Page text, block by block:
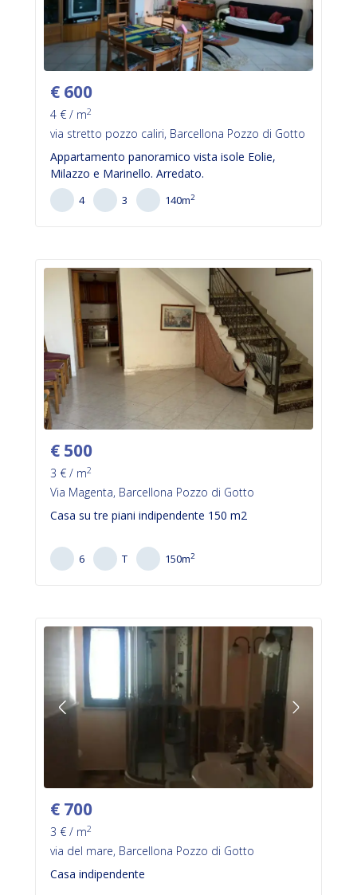
€ 600
4 € / m2
via stretto pozzo caliri, Barcellona Pozzo di Gotto
Appartamento panoramico vista isole Eolie,
Milazzo e Marinello. Arredato.
4 3 140m2
€ 500
3 € / m2
Via Magenta, Barcellona Pozzo di Gotto
Casa su tre piani indipendente 150 m2
6 T 150m2
€ 700
3 € / m2
via del mare, Barcellona Pozzo di Gotto
Casa indipendente